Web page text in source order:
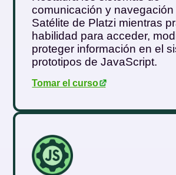
comunicación y navegación
Satélite de Platzi mientras
habilidad para acceder,
proteger información en el
prototipos de JavaScript.
Tomar el curso.